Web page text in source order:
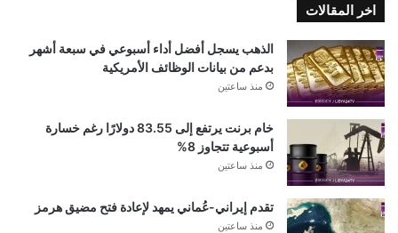
اخر المقالات
الذهب يسجل أفضل أداء أسبوعي في سبعة أشهر
بدعم من بيانات الوظائف الأمريكية
منذ ساعتين
خام برنت يرتفع إلى 83.55 دولارًا رغم خسارة
أسبوعية تتجاوز 8%
منذ ساعتين
تقدم إيراني-عُماني يمهد لإعادة فتح مضيق هرمز
منذ ساعتين